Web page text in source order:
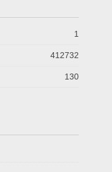
1
412732
130